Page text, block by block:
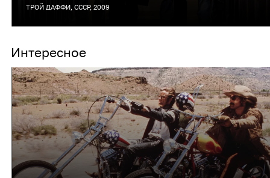
ТРОЙ ДАФФИ, СССР, 2009
Интересное